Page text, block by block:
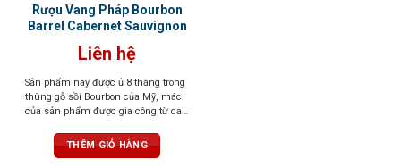
Rượu Vang Pháp Bourbon
Barrel Cabernet Sauvignon
Liên hệ
Sản phẩm này được ủ 8 tháng trong
thùng gỗ sồi Bourbon của Mỹ, mác
của sản phẩm được gia công từ da
tượng và vô cùng sang trọng, Rượu
phản chiếu màu hồng ngọc. Mùi
THÊM GIỎ HÀNG